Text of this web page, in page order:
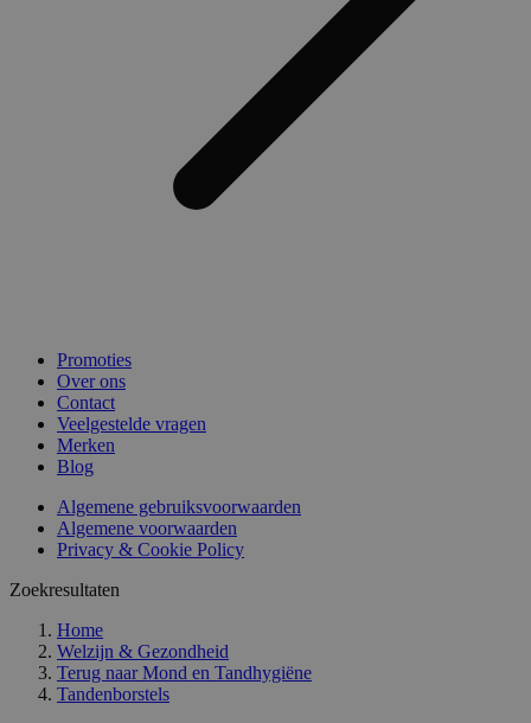
Promoties
Over ons
Contact
Veelgestelde vragen
Merken
Blog
Algemene gebruiksvoorwaarden
Algemene voorwaarden
Privacy & Cookie Policy
Zoekresultaten
Home
Welzijn & Gezondheid
Terug naar Mond en Tandhygiëne
Tandenborstels